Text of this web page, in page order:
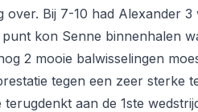
over. Bij 7-10 had Alexander
kon Senne binnenhalen
2 mooie balwisselingen
tegen een zeer sterke
aan de 1ste